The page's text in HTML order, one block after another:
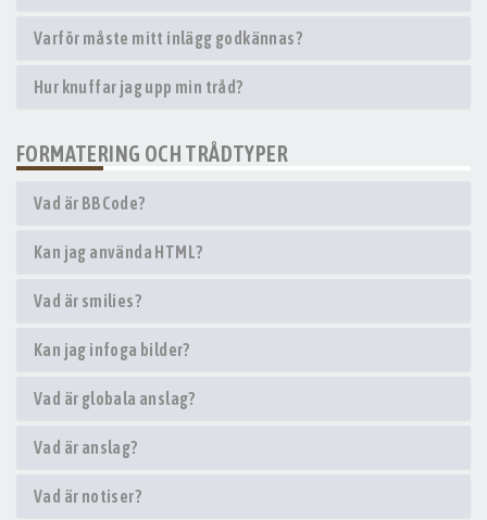
Varför måste mitt inlägg godkännas?
Hur knuffar jag upp min tråd?
FORMATERING OCH TRÅDTYPER
Vad är BBCode?
Kan jag använda HTML?
Vad är smilies?
Kan jag infoga bilder?
Vad är globala anslag?
Vad är anslag?
Vad är notiser?